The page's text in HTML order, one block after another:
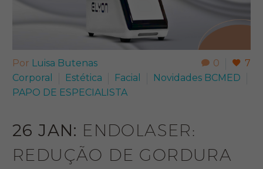
0 7
Por Luisa Butenas
Corporal
Estética Facial
Novidades BCMED
PAPO DE ESPECIALISTA​
26 JAN: ENDOLASER:
REDUÇÃO DE GORDURA